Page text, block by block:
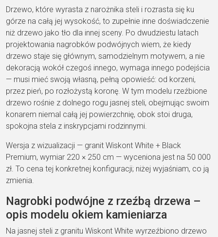
Drzewo, które wyrasta z narożnika steli i rozrasta się ku
górze na całą jej wysokość, to zupełnie inne doświadczenie
niż drzewo jako tło dla innej sceny. Po dwudziestu latach
projektowania nagrobków podwójnych wiem, że kiedy
drzewo staje się głównym, samodzielnym motywem, a nie
dekoracją wokół czegoś innego, wymaga innego podejścia
— musi mieć swoją własną, pełną opowieść: od korzeni,
przez pień, po rozłożystą koronę. W tym modelu rzeźbione
drzewo rośnie z dolnego rogu jasnej steli, obejmując swoim
konarem niemal całą jej powierzchnię, obok stoi druga,
spokojna stela z inskrypcjami rodzinnymi.
Wersja z wizualizacji — granit Wiskont White + Black
Premium, wymiar 220 × 250 cm — wyceniona jest na 50 000
zł. To cena tej konkretnej konfiguracji; niżej wyjaśniam, co ją
zmienia.
Nagrobki podwójne z rzeźbą drzewa –
opis modelu okiem kamieniarza
Na jasnej steli z granitu Wiskont White wyrzeźbiono drzewo